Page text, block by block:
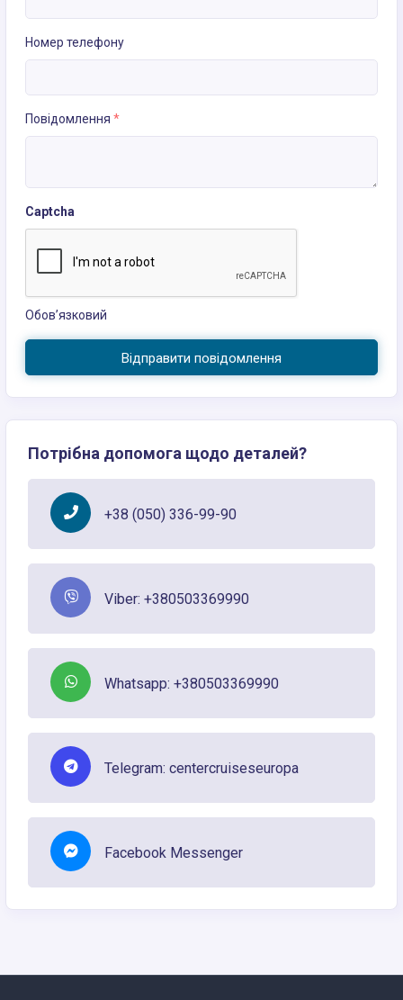
Номер телефону
Повідомлення *
Captcha
Обов’язковий
Відправити повідомлення
Потрібна допомога щодо деталей?
+38 (050) 336-99-90
Viber: +380503369990
Whatsapp: +380503369990
Telegram: centercruiseseuropa
Facebook Messenger